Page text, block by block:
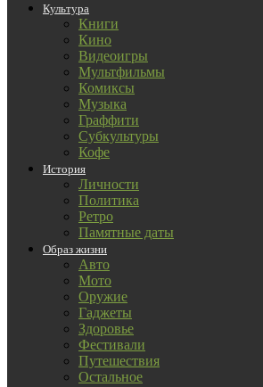
Культура
Книги
Кино
Видеоигры
Мультфильмы
Комиксы
Музыка
Граффити
Субкультуры
Кофе
История
Личности
Политика
Ретро
Памятные даты
Образ жизни
Авто
Мото
Оружие
Гаджеты
Здоровье
Фестивали
Путешествия
Остальное